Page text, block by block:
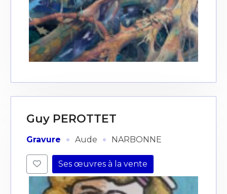
Guy PEROTTET
Gravure · Aude · NARBONNE
Ses œuvres à la vente